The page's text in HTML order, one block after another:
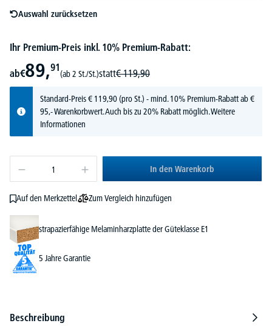
Auswahl zurücksetzen
Ihr Premium-Preis inkl. 10% Premium-Rabatt:
ab€89,91
(ab 2 St./St.)statt€ 119,90
Standard-Preis€ 119,90(pro St.) - mind. 10% Premium-Rabatt ab €
95,- Warenkorbwert. Auch bis zu 20% Rabatt möglich.Weitere
Informationen
In den Warenkorb
Auf den Merkzettel Zum Vergleich hinzufügen
strapazierfähige Melaminharzplatte der Güteklasse E1
5 Jahre Garantie
Beschreibung